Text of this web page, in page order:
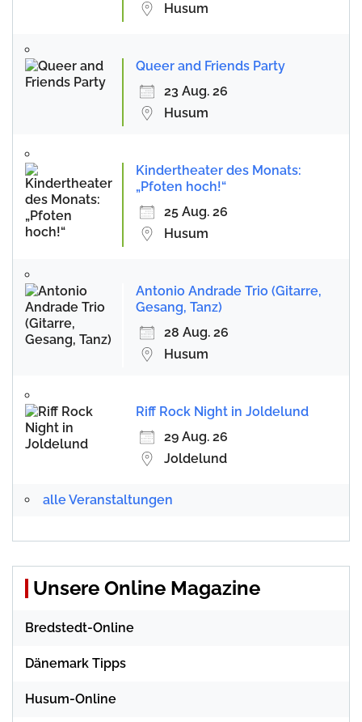
Husum
Queer and Friends Party
23 Aug. 26
Husum
Kindertheater des Monats:
„Pfoten hoch!“
25 Aug. 26
Husum
Antonio Andrade Trio (Gitarre,
Gesang, Tanz)
28 Aug. 26
Husum
Riff Rock Night in Joldelund
29 Aug. 26
Joldelund
alle Veranstaltungen
Unsere Online Magazine
Bredstedt-Online
Dänemark Tipps
Husum-Online